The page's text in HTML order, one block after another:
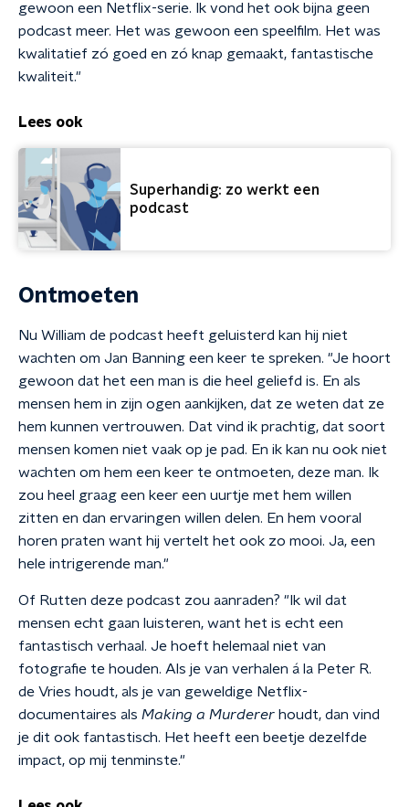
gewoon een Netflix-serie. Ik vond het ook bijna geen
podcast meer. Het was gewoon een speelfilm. Het was
kwalitatief zó goed en zó knap gemaakt, fantastische
kwaliteit."
Lees ook
Superhandig: zo werkt een
podcast
Ontmoeten
Nu William de podcast heeft geluisterd kan hij niet
wachten om Jan Banning een keer te spreken. "Je hoort
gewoon dat het een man is die heel geliefd is. En als
mensen hem in zijn ogen aankijken, dat ze weten dat ze
hem kunnen vertrouwen. Dat vind ik prachtig, dat soort
mensen komen niet vaak op je pad. En ik kan nu ook niet
wachten om hem een keer te ontmoeten, deze man. Ik
zou heel graag een keer een uurtje met hem willen
zitten en dan ervaringen willen delen. En hem vooral
horen praten want hij vertelt het ook zo mooi. Ja, een
hele intrigerende man."
Of Rutten deze podcast zou aanraden? "Ik wil dat
mensen echt gaan luisteren, want het is echt een
fantastisch verhaal. Je hoeft helemaal niet van
fotografie te houden. Als je van verhalen á la Peter R.
de Vries houdt, als je van geweldige Netflix-
documentaires als Making a Murderer houdt, dan vind
je dit ook fantastisch. Het heeft een beetje dezelfde
impact, op mij tenminste."